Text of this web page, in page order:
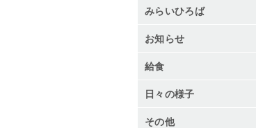
みらいひろば
お知らせ
給食
日々の様子
その他